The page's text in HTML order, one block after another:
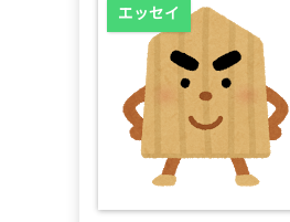
エッセイ